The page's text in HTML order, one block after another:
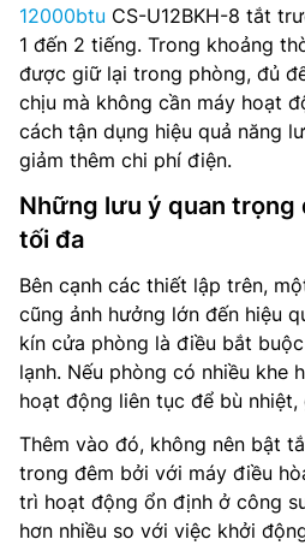
12000btu CS-U12BKH-8 tắt
1 đến 2 tiếng. Trong khoảng
được giữ lại trong phòng, đủ
chịu mà không cần máy hoạt
cách tận dụng hiệu quả năng
giảm thêm chi phí điện.
Những lưu ý quan trọng
tối đa
Bên cạnh các thiết lập trên,
cũng ảnh hưởng lớn đến hiệu
kín cửa phòng là điều bắt
lạnh. Nếu phòng có nhiều khe
hoạt động liên tục để bù
Thêm vào đó, không nên bật
trong đêm bởi với máy điều
trì hoạt động ổn định ở công
hơn nhiều so với việc khởi